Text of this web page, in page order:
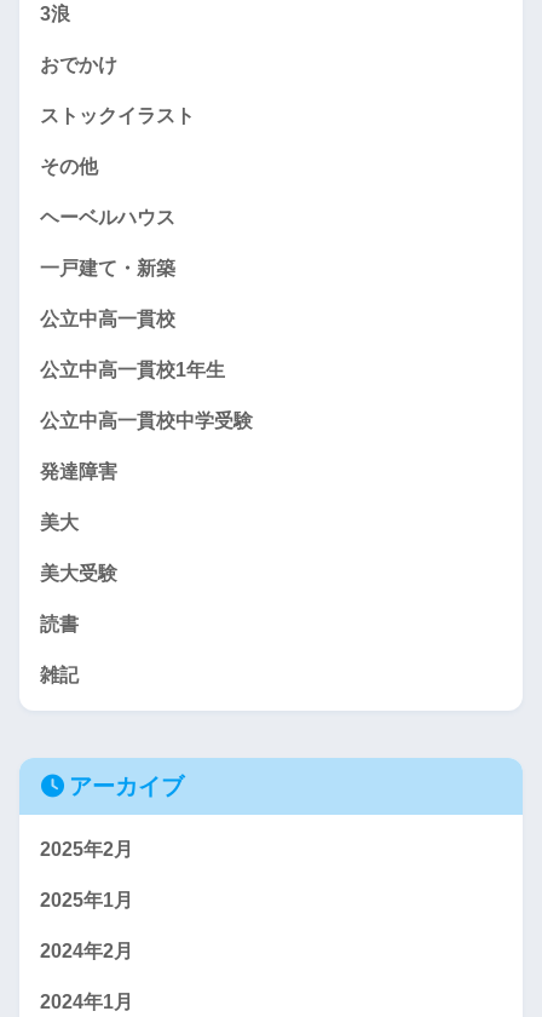
3浪
おでかけ
ストックイラスト
その他
ヘーベルハウス
一戸建て・新築
公立中高一貫校
公立中高一貫校1年生
公立中高一貫校中学受験
発達障害
美大
美大受験
読書
雑記
アーカイブ
2025年2月
2025年1月
2024年2月
2024年1月